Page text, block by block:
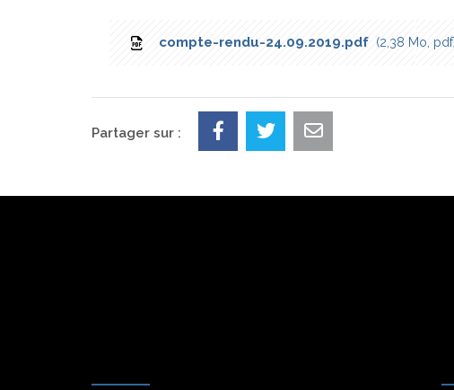
compte-rendu-24.09.2019.pdf 2,38 Mo, pdf
Partager sur :